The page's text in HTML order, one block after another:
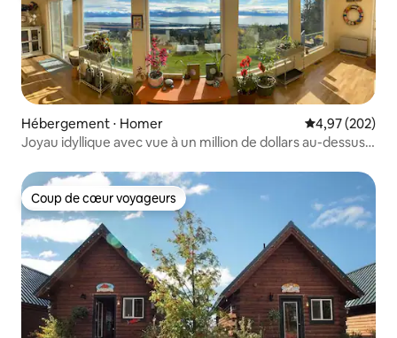
Hébergement ⋅ Homer Évaluation
4,97 (202)
Joyau idyllique avec vue à un million de dollars au-dessus
Coup de cœur voyageurs
Coup de cœur voyageurs